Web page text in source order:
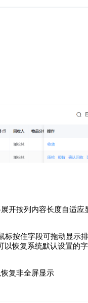
开按列内容长度自适应
标按住字段可拖动显示
以恢复系统默认设置的
复非全屏显示